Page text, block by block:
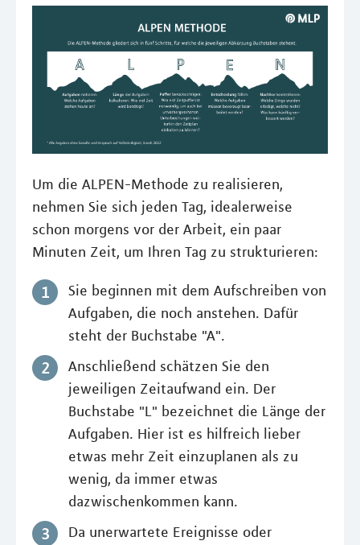
Um die ALPEN-Methode zu realisieren,
nehmen Sie sich jeden Tag, idealerweise
schon morgens vor der Arbeit, ein paar
Minuten Zeit, um Ihren Tag zu strukturieren:
Sie beginnen mit dem Aufschreiben von
Aufgaben, die noch anstehen. Dafür
steht der Buchstabe "A".
Anschließend schätzen Sie den
jeweiligen Zeitaufwand ein. Der
Buchstabe "L" bezeichnet die Länge der
Aufgaben. Hier ist es hilfreich lieber
etwas mehr Zeit einzuplanen als zu
wenig, da immer etwas
dazwischenkommen kann.
Da unerwartete Ereignisse oder